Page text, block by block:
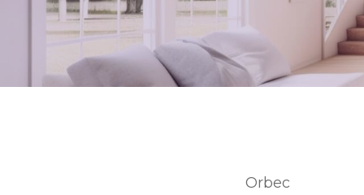
Orbec